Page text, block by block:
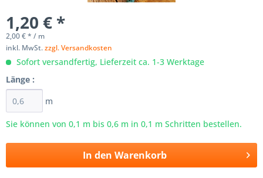
1,20 € *
2,00 € * / m
inkl. MwSt.zzgl. Versandkosten
Sofort versandfertig, Lieferzeit ca. 1-3 Werktage
Länge :
m
Sie können von 0,1 m bis 0,6 m in 0,1 m Schritten bestellen.
In den Warenkorb